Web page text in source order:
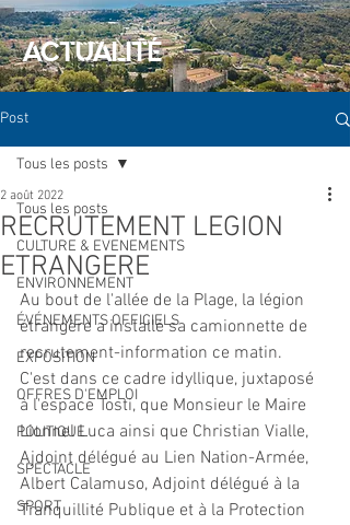
ACTUALITÉ
Post
Tous les posts
CULTURE & EVENEMENTS
ENVIRONNEMENT
ÉVÉNEMENTS OFFICIELS
EXPOSITION
OFFRES D'EMPLOI
POLITIQUE
SPECTACLE
SPORT
Tous les posts
RECRUTEMENT LEGION
ETRANGERE
2 août 2022
Au bout de l'allée de la Plage, la légion
étrangère a installé sa camionnette de
recrutement-information ce matin.
C'est dans ce cadre idyllique, juxtaposé
à l'espace Tosti, que Monsieur le Maire
Lionnel Luca ainsi que Christian Vialle,
Ajdoint délégué au Lien Nation-Armée,
Albert Calamuso, Adjoint délégué à la
Tranquillité Publique et à la Protection